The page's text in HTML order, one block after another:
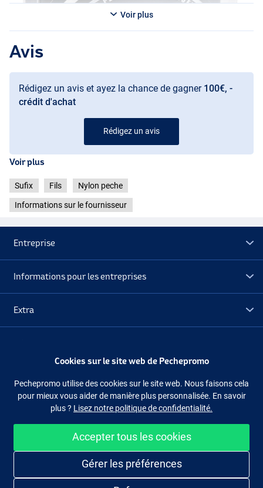
Voir plus
Avis
Rédigez un avis et ayez la chance de gagner 100€, -
crédit d'achat
Rédigez un avis
Voir plus
Sufix Fils Nylon peche
Informations sur le fournisseur
Entreprise
Informations pour les entreprises
Extra
Suivez-nous Facebook Instagram
Cookies sur le site web de Pechepromo
Pechepromo utilise des cookies sur le site web. Nous faisons cela
pour mieux vous aider de manière plus personnalisée. En savoir
plus ? Lisez notre politique de confidentialité.
Accepter tous les cookies
Gérer les préférences